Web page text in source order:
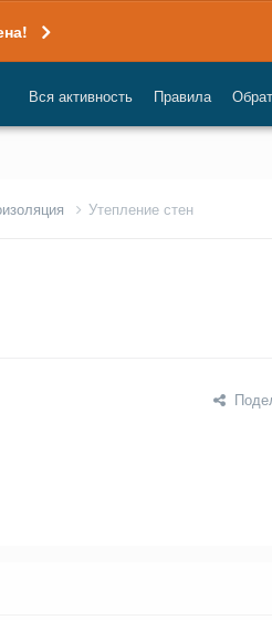
Вся активность Правила
Утепление стен